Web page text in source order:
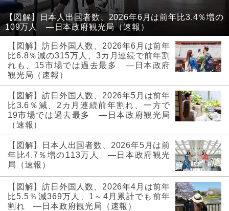
【図解】日本人出国者数、2026年6月は前年比3.4％増の
109万人 ―日本政府観光局（速報）
【図解】訪日外国人数、2026年6月は前年
比6.8％減の315万人、3カ月連続で前年割
れも、15市場では過去最多 ―日本政府
観光局（速報）
【図解】訪日外国人数、2026年5月は前年
比3.6％減、2カ月連続前年割れ、一方で
19市場では過去最多 ―日本政府観光局
（速報）
【図解】日本人出国者数、2026年5月は前
年比4.7％増の113万人 ―日本政府観光
局（速報）
【図解】訪日外国人数、2026年4月は前年
比5.5％減369万人、1～4月累計でも前年
割れ ―日本政府観光局（速報）